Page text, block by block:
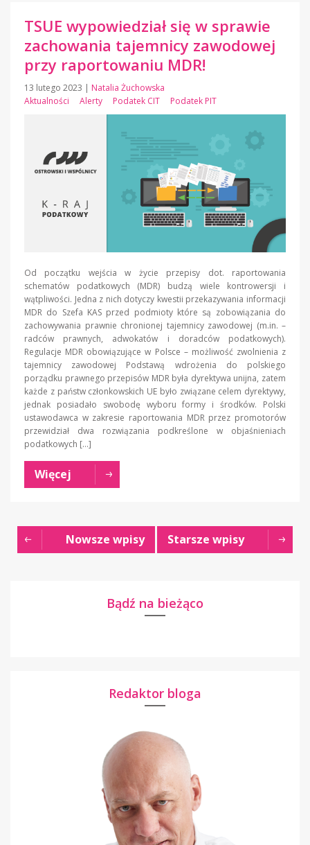
TSUE wypowiedział się w sprawie
zachowania tajemnicy zawodowej
przy raportowaniu MDR!
13 lutego 2023
Natalia Żuchowska
Aktualności
Alerty Podatek CIT Podatek PIT
Od początku wejścia w życie przepisy dot. raportowania
schematów podatkowych (MDR) budzą wiele kontrowersji i
wątpliwości. Jedna z nich dotyczy kwestii przekazywania informacji
MDR do Szefa KAS przed podmioty które są zobowiązania do
zachowywania prawnie chronionej tajemnicy zawodowej (m.in. –
radców prawnych, adwokatów i doradców podatkowych).
Regulacje MDR obowiązujące w Polsce – możliwość zwolnienia z
tajemnicy zawodowej Podstawą wdrożenia do polskiego
porządku prawnego przepisów MDR była dyrektywa unijna, zatem
każde z państw członkowskich UE było związane celem dyrektywy,
jednak posiadało swobodę wyboru formy i środków. Polski
ustawodawca w zakresie raportowania MDR przez promotorów
przewidział dwa rozwiązania podkreślone w objaśnieniach
podatkowych […]
Więcej
Nowsze wpisy Starsze wpisy
Bądź na bieżąco
Redaktor bloga